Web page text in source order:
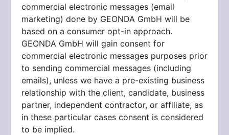
commercial electronic messages (email
marketing) done by GEONDA GmbH will be
based on a consumer opt-in approach.
GEONDA GmbH will gain consent for
commercial electronic messages purposes prior
to sending commercial messages (including
emails), unless we have a pre-existing business
relationship with the client, candidate, business
partner, independent contractor, or affiliate, as
in these particular cases consent is considered
to be implied.